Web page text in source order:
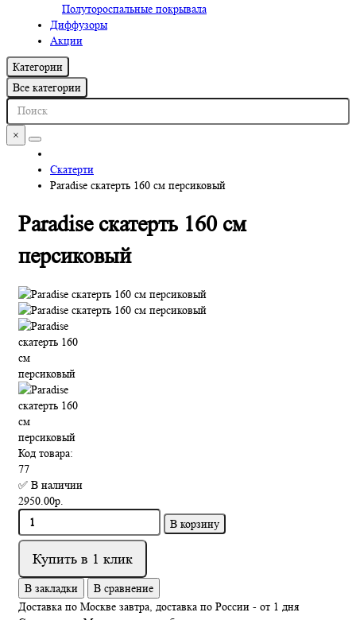
Полутороспальные покрывала
Диффузоры
Акции
Категории
Все категории
×
Скатерти
Paradise скатерть 160 см персиковый
Paradise скатерть 160 см
персиковый
Код товара:
77
✅ В наличии
2950.00р.
В корзину
Купить в 1 клик
В закладки
В сравнение
Доставка по Москве завтра, доставка по России - от 1 дня